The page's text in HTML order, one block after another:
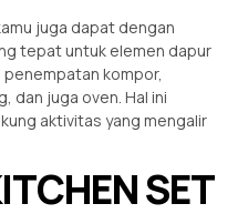
juga dapat dengan
tepat untuk elemen dapur
penempatan kompor,
dan juga oven. Hal ini
aktivitas yang mengalir
SET